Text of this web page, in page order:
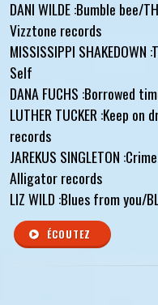
DANI WILDE :Bumble bee/
Vizztone records
MISSISSIPPI
Self
DANA FUCHS :Borrowed
LUTHER TUCKER :Keep
records
JAREKUS SINGLETON
Alligator records
LIZ WILD :Blues from you/
ÉCOUTEZ